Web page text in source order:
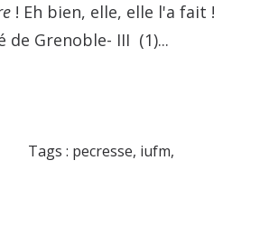
! Eh bien, elle, elle l'a fait !
Grenoble- III (1)...
Tags : pecresse, iufm,